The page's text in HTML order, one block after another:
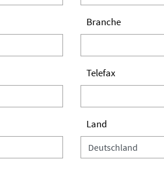
Branche
Telefax
Land